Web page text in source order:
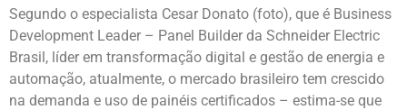
Segundo o especialista Cesar Donato (foto), que é Business
Development Leader – Panel Builder da Schneider Electric
Brasil, líder em transformação digital e gestão de energia e
automação, atualmente, o mercado brasileiro tem crescido
na demanda e uso de painéis certificados – estima-se que